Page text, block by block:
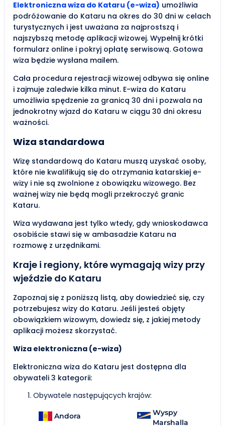
Elektroniczna wiza do Kataru (e-wiza) umożliwia
podróżowanie do Kataru na okres do 30 dni w celach
turystycznych i jest uważana za najprostszą i
najszybszą metodę aplikacji wizowej. Wypełnij krótki
formularz online i pokryj opłatę serwisową. Gotowa
wiza będzie wysłana mailem.
Cała procedura rejestracji wizowej odbywa się online
i zajmuje zaledwie kilka minut. E-wiza do Kataru
umożliwia spędzenie za granicą 30 dni i pozwala na
jednokrotny wjazd do Kataru w ciągu 30 dni okresu
ważności.
Wiza standardowa
Wizę standardową do Kataru muszą uzyskać osoby,
które nie kwalifikują się do otrzymania katarskiej e-
wizy i nie są zwolnione z obowiązku wizowego. Bez
ważnej wizy nie będą mogli przekroczyć granic
Kataru.
Wiza wydawana jest tylko wtedy, gdy wnioskodawca
osobiście stawi się w ambasadzie Kataru na
rozmowę z urzędnikami.
Kraje i regiony, które wymagają wizy przy
wjeździe do Kataru
Zapoznaj się z poniższą listą, aby dowiedzieć się, czy
potrzebujesz wizy do Kataru. Jeśli jesteś objęty
obowiązkiem wizowym, dowiedz się, z jakiej metody
aplikacji możesz skorzystać.
Wiza elektroniczna (e-wiza)
Elektroniczna wiza do Kataru jest dostępna dla
obywateli 3 kategorii:
Obywatele następujących krajów:
Andora
Wyspy
Marshalla